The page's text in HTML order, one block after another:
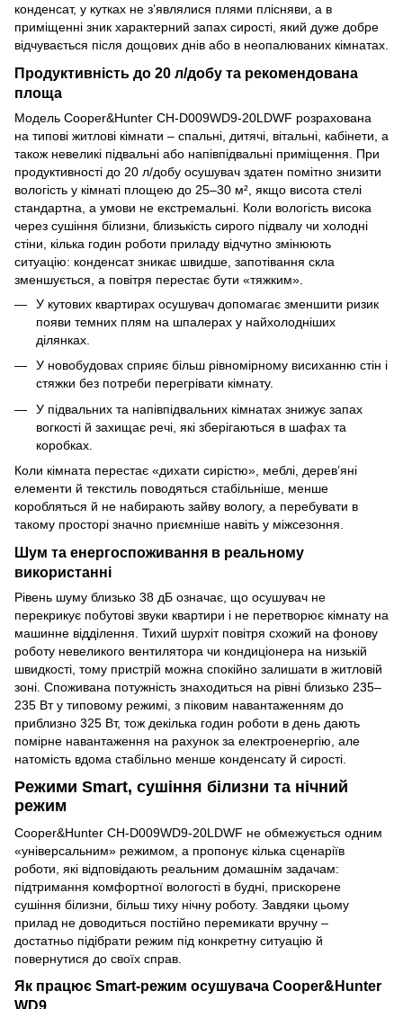
конденсат, у кутках не з’являлися плями плісняви, а в
приміщенні зник характерний запах сирості, який дуже добре
відчувається після дощових днів або в неопалюваних кімнатах.
Продуктивність до 20 л/добу та рекомендована
площа
Модель Cooper&Hunter CH-D009WD9-20LDWF розрахована
на типові житлові кімнати – спальні, дитячі, вітальні, кабінети, а
також невеликі підвальні або напівпідвальні приміщення. При
продуктивності до 20 л/добу осушувач здатен помітно знизити
вологість у кімнаті площею до 25–30 м², якщо висота стелі
стандартна, а умови не екстремальні. Коли вологість висока
через сушіння білизни, близькість сирого підвалу чи холодні
стіни, кілька годин роботи приладу відчутно змінюють
ситуацію: конденсат зникає швидше, запотівання скла
зменшується, а повітря перестає бути «тяжким».
У кутових квартирах осушувач допомагає зменшити ризик
появи темних плям на шпалерах у найхолодніших
ділянках.
У новобудовах сприяє більш рівномірному висиханню стін і
стяжки без потреби перегрівати кімнату.
У підвальних та напівпідвальних кімнатах знижує запах
вогкості й захищає речі, які зберігаються в шафах та
коробках.
Коли кімната перестає «дихати сирістю», меблі, дерев’яні
елементи й текстиль поводяться стабільніше, менше
коробляться й не набирають зайву вологу, а перебувати в
такому просторі значно приємніше навіть у міжсезоння.
Шум та енергоспоживання в реальному
використанні
Рівень шуму близько 38 дБ означає, що осушувач не
перекрикує побутові звуки квартири і не перетворює кімнату на
машинне відділення. Тихий шурхіт повітря схожий на фонову
роботу невеликого вентилятора чи кондиціонера на низькій
швидкості, тому пристрій можна спокійно залишати в житловій
зоні. Споживана потужність знаходиться на рівні близько 235–
235 Вт у типовому режимі, з піковим навантаженням до
приблизно 325 Вт, тож декілька годин роботи в день дають
помірне навантаження на рахунок за електроенергію, але
натомість вдома стабільно менше конденсату й сирості.
Режими Smart, сушіння білизни та нічний
режим
Cooper&Hunter CH-D009WD9-20LDWF не обмежується одним
«універсальним» режимом, а пропонує кілька сценаріїв
роботи, які відповідають реальним домашнім задачам:
підтримання комфортної вологості в будні, прискорене
сушіння білизни, більш тиху нічну роботу. Завдяки цьому
прилад не доводиться постійно перемикати вручну –
достатньо підібрати режим під конкретну ситуацію й
повернутися до своїх справ.
Як працює Smart-режим осушувача Cooper&Hunter
WD9